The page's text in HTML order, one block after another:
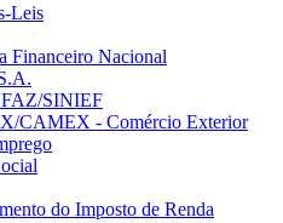
Leis
Financeiro Nacional
SINIEF
CAMEX - Comércio Exterior
do Imposto de Renda